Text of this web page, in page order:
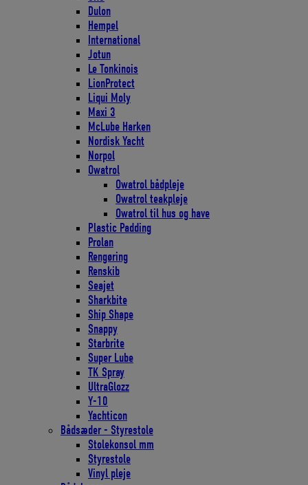
Dulon
Hempel
International
Jotun
Le Tonkinois
LionProtect
Liqui Moly
Maxi 3
McLube Harken
Nordisk Yacht
Norpol
Owatrol
Owatrol bådpleje
Owatrol teakpleje
Owatrol til hus og have
Plastic Padding
Prolan
Rengøring
Renskib
Seajet
Sharkbite
Ship Shape
Snappy
Starbrite
Super Lube
TK Spray
UltraGlozz
Y-10
Yachticon
Bådsæder - Styrestole
Stolekonsol mm
Styrestole
Vinyl pleje